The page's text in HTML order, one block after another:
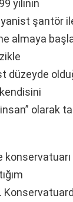
yılının
şantör
almaya
düzeyde
olarak